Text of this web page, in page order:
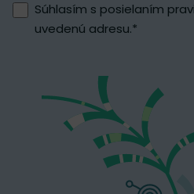
Súhlasím s posielaním
uvedenú adresu.*